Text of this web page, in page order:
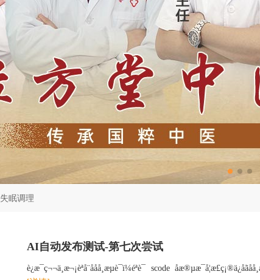
失眠调理
AI自动发布测试-第七次尝试
è¿æ¯ç¬¬ä¸æ¬¡èªå¨ååå¸æµè¯ï¼éªè¯ scode